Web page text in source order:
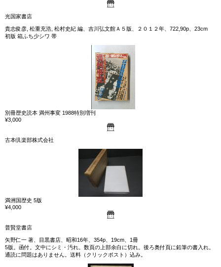
光国家書店
貴志俊彦, 松重充浩, 松村史紀 編、吉川弘文館Ａ５版、２０１２年、722,90p、23cm
初版 箱ふち少シワ 帯
別冊歴史読本 満州事変 1988特別増刊
¥3,000
古本倶楽部株式会社
満洲国歴史 5版
¥4,000
普賢堂書店
矢野仁一 著、目黒書店、昭和16年、354p、19cm、1冊
5版。函付。文中にシミ・汚れ。数頁の上部余白に切れ。後ろ奥付頁に鉛筆の書入れ。
通読に問題はありません。送料（クリックポスト）込み。